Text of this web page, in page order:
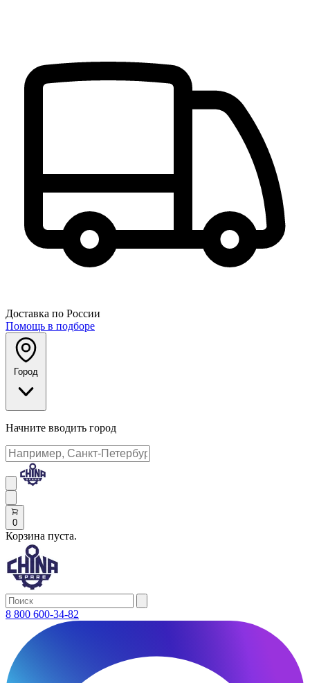
Доставка по России
Помощь в подборе
Город
Начните вводить город
0
Корзина пуста.
8 800 600-34-82